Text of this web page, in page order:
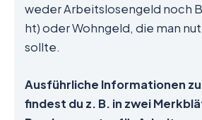
weder Arbeitslosengeld noch
ht) oder Wohngeld, die man
sollte.
Ausführliche Informationen
findest du z. B. in zwei